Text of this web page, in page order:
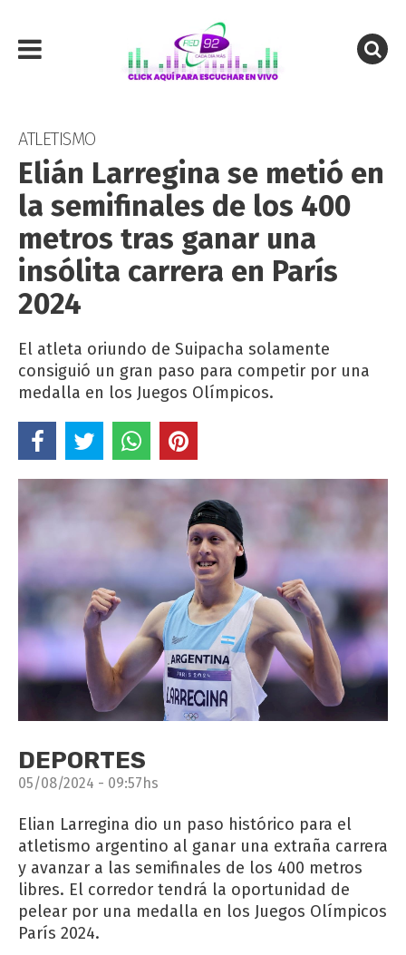
ATLETISMO
Elián Larregina se metió en
la semifinales de los 400
metros tras ganar una
insólita carrera en París
2024
El atleta oriundo de Suipacha solamente
consiguió un gran paso para competir por una
medalla en los Juegos Olímpicos.
DEPORTES
05/08/2024 - 09:57hs
Elian Larregina dio un paso histórico para el
atletismo argentino al ganar una extraña carrera
y avanzar a las semifinales de los 400 metros
libres. El corredor tendrá la oportunidad de
pelear por una medalla en los Juegos Olímpicos
París 2024.